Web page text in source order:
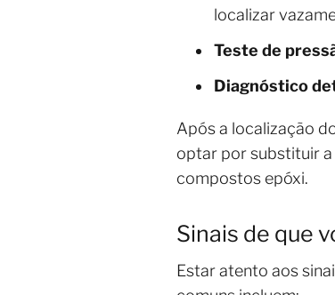
localizar
Teste de
Diagnóstico
Após a localização
optar por substituir
compostos epóxi.
Sinais de que
Estar atento aos